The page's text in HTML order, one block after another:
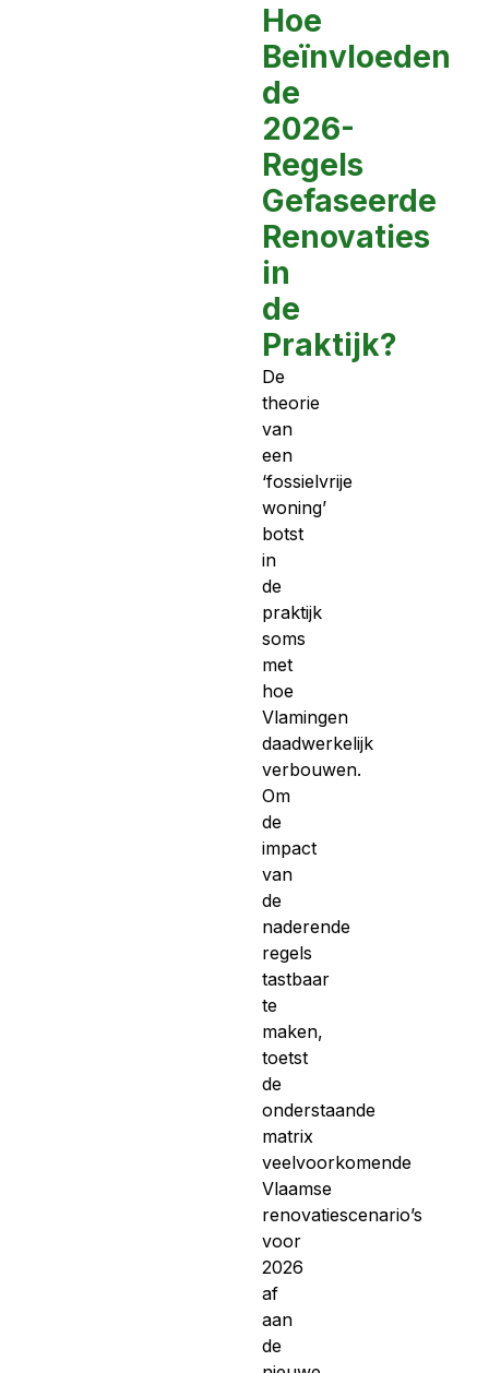
Hoe
Beïnvloeden
de
2026-
Regels
Gefaseerde
Renovaties
in
de
Praktijk?
De
theorie
van
een
‘fossielvrije
woning’
botst
in
de
praktijk
soms
met
hoe
Vlamingen
daadwerkelijk
verbouwen.
Om
de
impact
van
de
naderende
regels
tastbaar
te
maken,
toetst
de
onderstaande
matrix
veelvoorkomende
Vlaamse
renovatiescenario’s
voor
2026
af
aan
de